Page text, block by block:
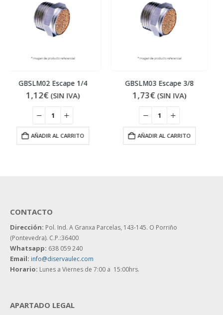
GBSLM03 Escape 3/8
1,73€ (SIN IVA)
AÑADIR AL CARRITO
GA200U-P1 Abrazadera U
5,80€ (SIN IVA)
AÑADIR AL CARRITO
CONTACTO
Dirección: Pol. Ind. A Granxa Parcelas, 143-145. O Porriño
(Pontevedra). C.P.:36400
Whatsapp: 638 059 240
Email: info@diservaulec.com
Horario: Lunes a Viernes de 7:00 a 15:00hrs.
APARTADO LEGAL